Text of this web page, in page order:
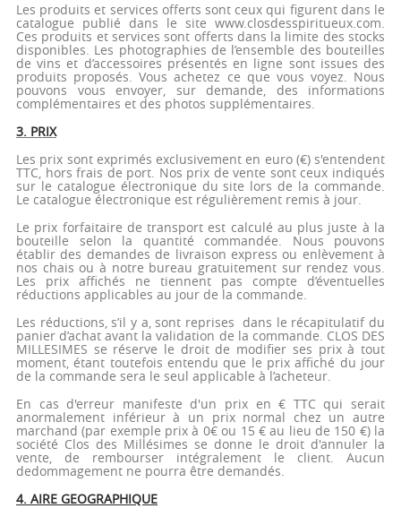
Les produits et services offerts sont ceux qui figurent dans le
catalogue publié dans le site www.closdesspiritueux.com.
Ces produits et services sont offerts dans la limite des stocks
disponibles. Les photographies de l’ensemble des bouteilles
de vins et d’accessoires présentés en ligne sont issues des
produits proposés. Vous achetez ce que vous voyez. Nous
pouvons vous envoyer, sur demande, des informations
complémentaires et des photos supplémentaires.
3. PRIX
Les prix sont exprimés exclusivement en euro (€) s'entendent
TTC, hors frais de port. Nos prix de vente sont ceux indiqués
sur le catalogue électronique du site lors de la commande.
Le catalogue électronique est régulièrement remis à jour.
Le prix forfaitaire de transport est calculé au plus juste à la
bouteille selon la quantité commandée. Nous pouvons
établir des demandes de livraison express ou enlèvement à
nos chais ou à notre bureau gratuitement sur rendez vous.
Les prix affichés ne tiennent pas compte d’éventuelles
réductions applicables au jour de la commande.
Les réductions, s’il y a, sont reprises dans le récapitulatif du
panier d’achat avant la validation de la commande. CLOS DES
MILLESIMES se réserve le droit de modifier ses prix à tout
moment, étant toutefois entendu que le prix affiché du jour
de la commande sera le seul applicable à l’acheteur.
En cas d'erreur manifeste d'un prix en € TTC qui serait
anormalement inférieur à un prix normal chez un autre
marchand (par exemple prix à 0€ ou 15 € au lieu de 150 €) la
société Clos des Millésimes se donne le droit d'annuler la
vente, de rembourser intégralement le client. Aucun
dedommagement ne pourra être demandés.
4. AIRE GEOGRAPHIQUE